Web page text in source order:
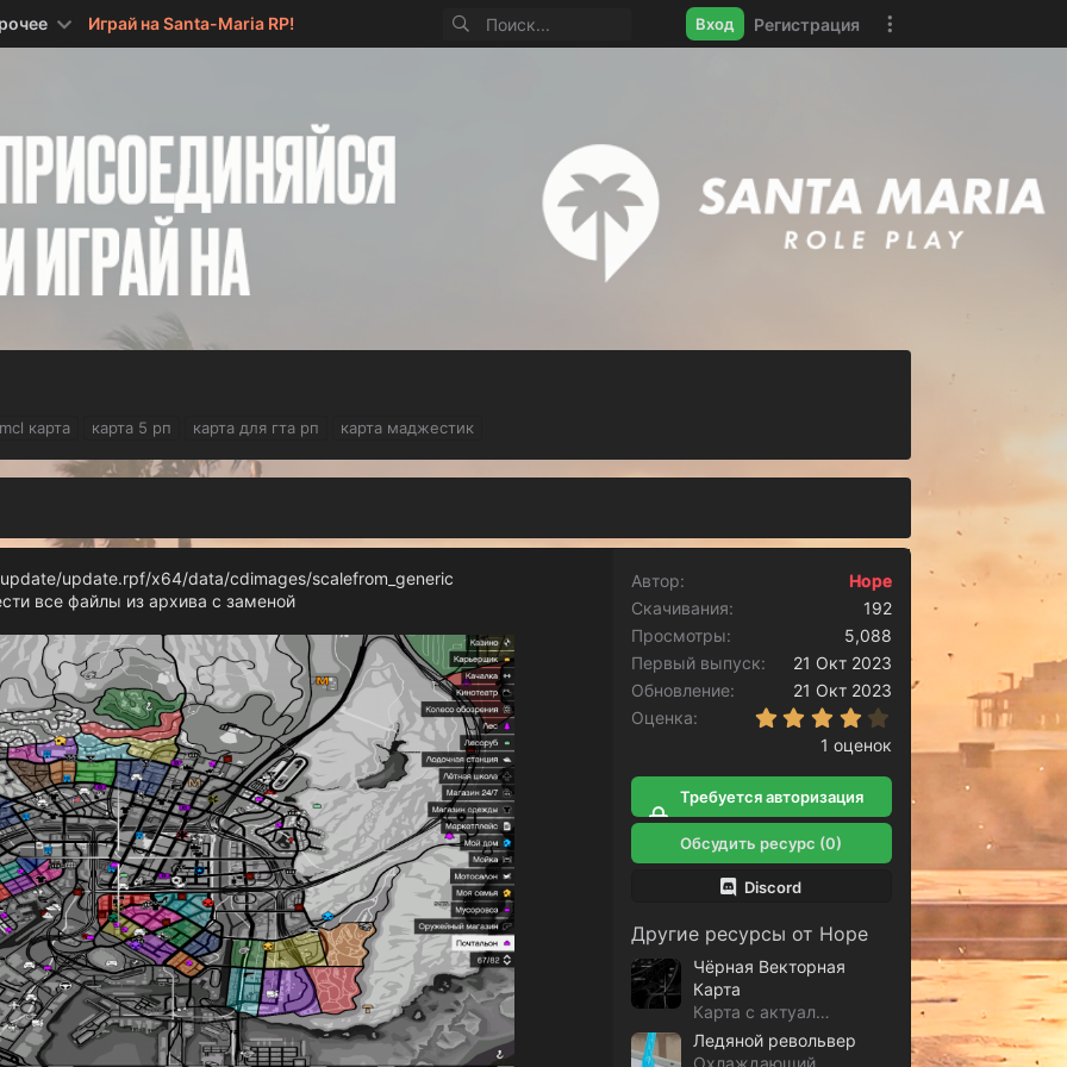
Играй на Santa-Maria RP! Вход Регистрация
mcl карта карта 5 рп карта для гта рп карта маджестик
update.rpf/x64/data/cdimages/scalefrom_generiс
все файлы из архива с заменой
Автор
Hope
Скачивания
192
Просмотры
5,088
Первый выпуск
21 Окт 2023
Обновление
21 Окт 2023
Оценка
4.00 звёзд
1 оценок
Требуется авторизация
для скачивания
Обсудить ресурс (0)
Discord
Другие ресурсы от Hope
Чёрная Векторная
Карта
Карта с актуальными обозначениями GTA 5 RP
Ледяной револьвер